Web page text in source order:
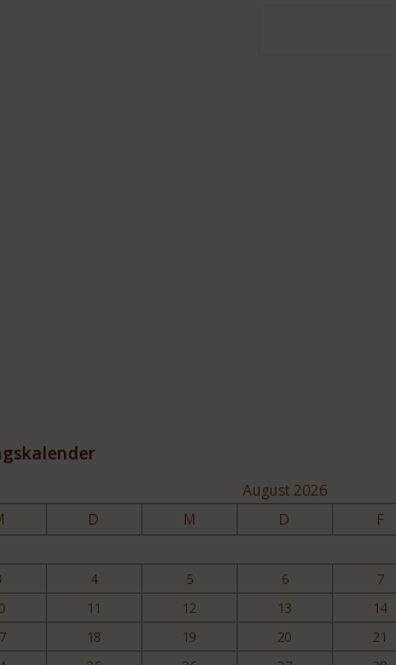
August 2026
D M D F
4 5 6 7
11 12 13 14
18 19 20 21